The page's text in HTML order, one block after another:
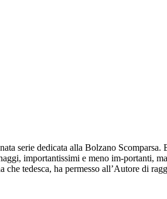
serie dedicata alla Bolzano
importantissimi e meno im-portanti,
tedesca, ha permesso all’Autore di